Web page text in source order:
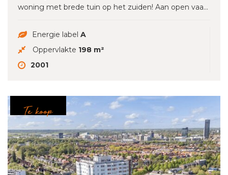
woning met brede tuin op het zuiden! Aan open vaa...
Energie label A
Oppervlakte 198 m²
2001
Te koop